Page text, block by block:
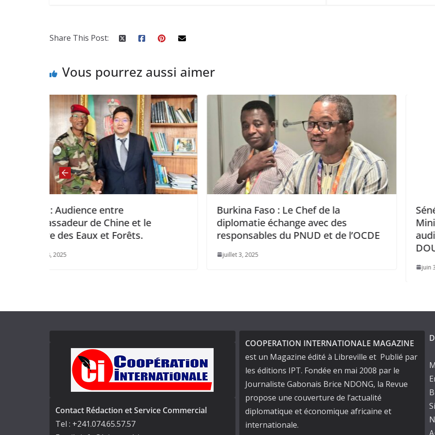
Share This Post:
Vous pourrez aussi aimer
Burkina Faso : Le Chef de la
diplomatie échange avec des
responsables du PNUD et de l’OCDE
Sénégal – Guinée : Le Premier
Ministre SonKo a été reçu en
audience par le Président
Contact Rédaction et Service Commercial
Tel : +241.074.65.57.57
COOPERATION INTERNATIONALE MAGAZINE
est un Magazine édité à Libreville et Publié par
les éditions IPT. Fondée en mai 2008 par le
Journaliste Gabonais Brice NDONG, la Revue
propose une couverture de l’actualité
diplomatique et économique africaine et
internationale.